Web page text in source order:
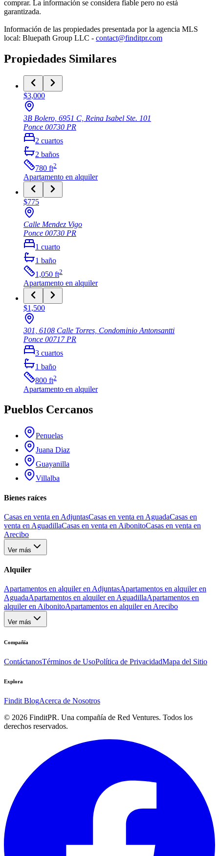
comprar. La información se considera fiable pero no está
garantizada.
Información de las propiedades presentada por la agencia MLS
local: Bluepath Group LLC - contact@finditpr.com
Propiedades Similares
$3,000
3B Bolero, 6951 C, Reina Isabel Ste. 101
Ponce 00730 PR
2 cuartos
2 baños
780 ft2
Apartamento en alquiler
$775
Calle Mendez Vigo
Ponce 00730 PR
1 cuarto
1 baño
1,050 ft2
Apartamento en alquiler
$1,500
301, 6108 Calle Torres, Condominio Antonsantti
Ponce 00717PR
3 cuartos
1 baño
800 ft2
Apartamento en alquiler
Pueblos Cercanos
Penuelas
Juana Diaz
Guayanilla
Villalba
Bienes raíces
Casas en venta en AdjuntasCasas en venta en AguadaCasas en
venta en AguadillaCasas en venta en AibonitoCasas en venta en
Arecibo
Ver más
Alquiler
Apartamentos en alquiler en AdjuntasApartamentos en alquiler en
AguadaApartamentos en alquiler en AguadillaApartamentos en
alquiler en AibonitoApartamentos en alquiler en Arecibo
Ver más
Compañía
ContáctanosTérminos de UsoPolítica de PrivacidadMapa del Sitio
Explora
Findit BlogAcerca de Nosotros
© 2026 FinditPR. Una compañía de Red Ventures. Todos los
derechos reservados.